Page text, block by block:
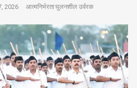
2026 आत्मनिर्भरताघुलनशील उर्वरक